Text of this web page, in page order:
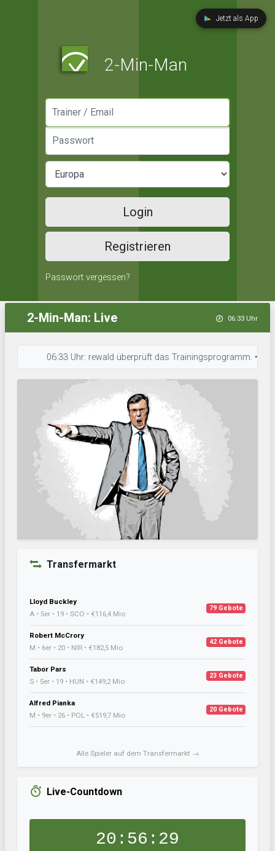
Jetzt als App
2-Min-Man
Login
Registrieren
Passwort vergessen?
2-Min-Man: Live 06:33 Uhr
06:33 Uhr: rewald überprüft das Trainingsprogramm. • 06:33
Transfermarkt
Lloyd Buckley
A • 5er • 19 • SCO • €116,4 Mio
79 Gebote
Robert McCrory
M • 6er • 20 • NIR • €182,5 Mio
42 Gebote
Tabor Pars
S • 5er • 19 • HUN • €149,2 Mio
23 Gebote
Alfred Pianka
M • 9er • 26 • POL • €519,7 Mio
20 Gebote
Alle Spieler auf dem Transfermarkt →
Live-Countdown
20:56:28